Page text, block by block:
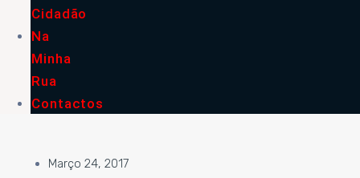
Cidadão
Na
Minha
Rua
Contactos
Março 24, 2017